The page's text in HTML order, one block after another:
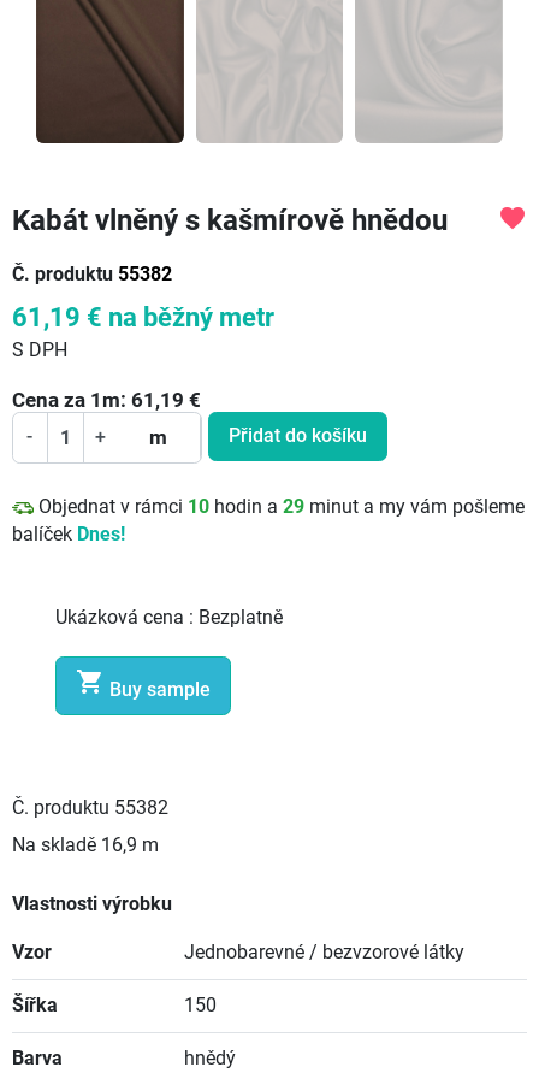
Kabát vlněný s kašmírově hnědou
Č. produktu 55382
favorite
61,19 € na běžný metr
S DPH
Cena za 1 m: 61,19 €
- + m Přidat do košíku
Objednat v rámci 10 hodin a 29 minut a my vám pošleme
balíček Dnes!
Ukázková cena : Bezplatně
 Buy sample
Č. produktu 55382
Na skladě 16,9 m
Vlastnosti výrobku
Vzor Jednobarevné / bezvzorové látky
Šířka 150
Barva hnědý